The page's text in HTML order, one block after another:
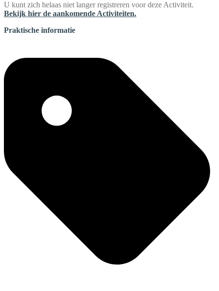
U kunt zich helaas niet langer registreren voor deze Activiteit.
Bekijk hier de aankomende Activiteiten.
Praktische informatie